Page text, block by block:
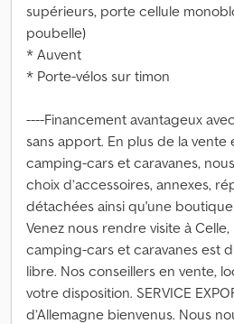
supérieurs, porte cellule
poubelle)
* Auvent
* Porte-vélos sur timon
----Financement avantageux
sans apport. En plus de la
camping-cars et caravanes,
choix d’accessoires, annexes,
détachées ainsi qu'une
Venez nous rendre visite à
camping-cars et caravanes est
libre. Nos conseillers en vente,
votre disposition. SERVICE
d’Allemagne bienvenus. Nous